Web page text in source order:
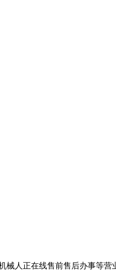
人正在线售前售后办事等营